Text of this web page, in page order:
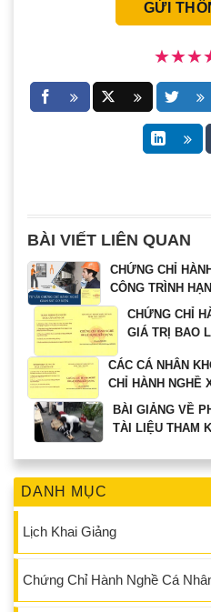
DANH MỤC
Lịch Khai Giảng
Chứng Chỉ Hành Nghề Cá
BÀI VIẾT LIÊN QUAN
CHỨNG CHỈ
CÔNG TRÌNH
CHỨNG CHỈ
GIÁ TRỊ BAO
CÁC CÁ NHÂN
CHỈ HÀNH NGHỀ
BÀI GIẢNG VỀ
TÀI LIỆU THAM